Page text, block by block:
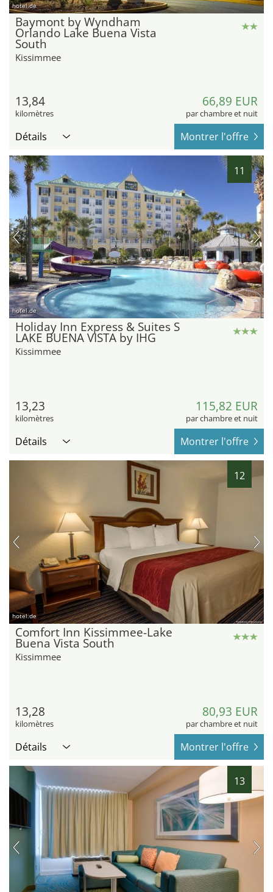
hotel.de
Baymont by Wyndham
Orlando Lake Buena Vista
South
Kissimmee
13,84
kilomètres
66,89 EUR
par chambre et nuit
Détails Montrer l'offre
11
hotel.de
Holiday Inn Express & Suites S
LAKE BUENA VISTA by IHG
Kissimmee
13,23
kilomètres
115,82 EUR
par chambre et nuit
Détails Montrer l'offre
12
hotel.de
Comfort Inn Kissimmee-Lake
Buena Vista South
Kissimmee
13,28
kilomètres
80,93 EUR
par chambre et nuit
Détails Montrer l'offre
13